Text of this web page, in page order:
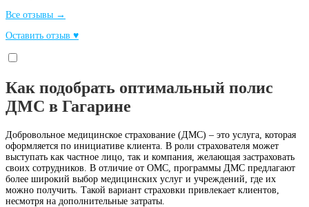
Все отзывы →
Оставить отзыв ♥
Как подобрать оптимальный полис
ДМС в Гагарине
Добровольное медицинское страхование (ДМС) – это услуга, которая
оформляется по инициативе клиента. В роли страхователя может
выступать как частное лицо, так и компания, желающая застраховать
своих сотрудников. В отличие от ОМС, программы ДМС предлагают
более широкий выбор медицинских услуг и учреждений, где их
можно получить. Такой вариант страховки привлекает клиентов,
несмотря на дополнительные затраты.